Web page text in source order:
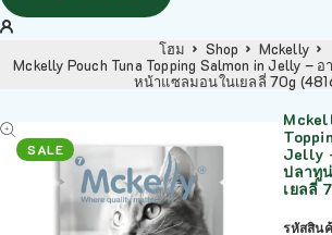
โฮม Shop
Mckelly
Mckelly Pouch Tuna Topping Salmon in Jelly –
หน้าแซลมอนในเยลลี่ 70g
SALE
Jelly
ปลาทู
เยลลี่
รหัสสิน